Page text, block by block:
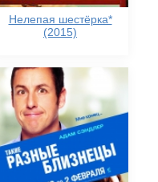
Нелепая шестёрка*
(2015)